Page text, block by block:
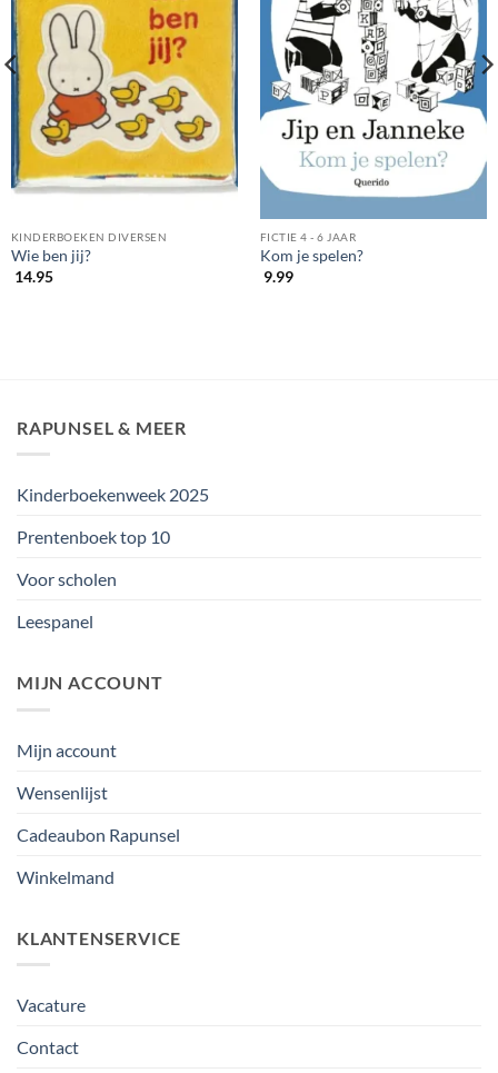
KINDERBOEKEN DIVERSEN
Wie ben jij?
14.95
FICTIE 4 - 6 JAAR
Kom je spelen?
9.99
RAPUNSEL & MEER
Kinderboekenweek 2025
Prentenboek top 10
Voor scholen
Leespanel
MIJN ACCOUNT
Mijn account
Wensenlijst
Cadeaubon Rapunsel
Winkelmand
KLANTENSERVICE
Vacature
Contact